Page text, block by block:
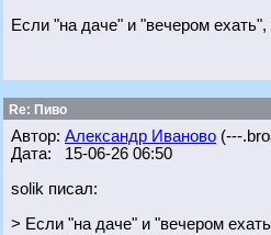
Если "на даче" и "вечером
Re: Пиво
Автор: Александр Иваново (---
Дата: 15-06-26 06:50
solik писал:
> Если "на даче" и "вечером